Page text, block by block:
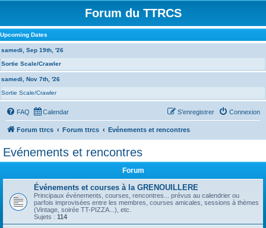
Forum du TTRCS
Upcoming Dates
samedi, Sep 19th, '26
Sortie Scale/Crawler
samedi, Nov 7th, '26
Sortie Scale/Crawler
FAQ Calendar Connexion
S’enregistrer
Forum ttrcs Forum ttrcs Evénements et rencontres
Evénements et rencontres
Forum
Événements et courses à la GRENOUILLERE
Principaux événements, courses, rencontres... prévus au calendrier ou
parfois improvisées entre les membres, courses amicales, sessions à thèmes
(Vintage, soirée TT-PIZZA...), etc.
Sujets : 114